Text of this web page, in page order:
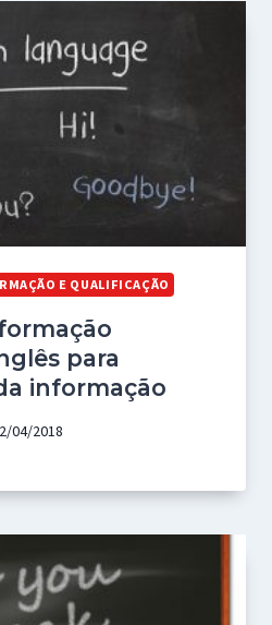
E QUALIFICAÇÃO
para
informação
04/2018